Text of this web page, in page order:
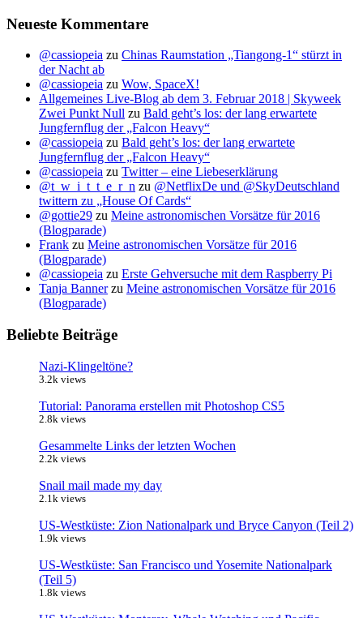
Neueste Kommentare
@cassiopeia zu Chinas Raumstation „Tiangong-1“ stürzt in
der Nacht ab
@cassiopeia zu Wow, SpaceX!
Allgemeines Live-Blog ab dem 3. Februar 2018 | Skyweek
Zwei Punkt Null zu Bald geht’s los: der lang erwartete
Jungfernflug der „Falcon Heavy“
@cassiopeia zu Bald geht’s los: der lang erwartete
Jungfernflug der „Falcon Heavy“
@cassiopeia zu Twitter – eine Liebeserklärung
@t_w_i_t_t_e_r_n zu @NetflixDe und @SkyDeutschland
twittern zu „House Of Cards“
@gottie29 zu Meine astronomischen Vorsätze für 2016
(Blogparade)
Frank zu Meine astronomischen Vorsätze für 2016
(Blogparade)
@cassiopeia zu Erste Gehversuche mit dem Raspberry Pi
Tanja Bannerzu Meine astronomischen Vorsätze für 2016
(Blogparade)
Beliebte Beiträge
Nazi-Klingeltöne?
3.2k views
Tutorial: Panorama erstellen mit Photoshop CS5
2.8k views
Gesammelte Links der letzten Wochen
2.2k views
Snail mail made my day
2.1k views
US-Westküste: Zion Nationalpark und Bryce Canyon (Teil 2)
1.9k views
US-Westküste: San Francisco und Yosemite Nationalpark
(Teil 5)
1.8k views